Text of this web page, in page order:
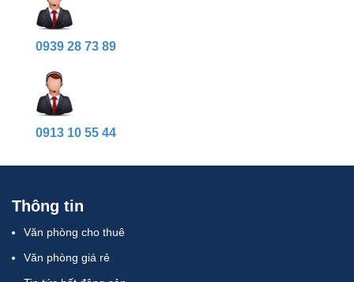
0939 28 73 89
0913 10 55 44
Thông tin
Văn phòng cho thuê
Văn phòng giá rẻ